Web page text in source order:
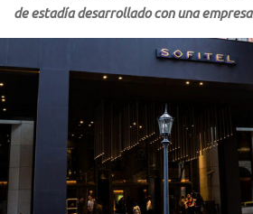
de estadía desarrollado con una